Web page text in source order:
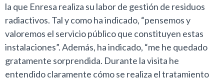
la que Enresa realiza su labor de gestión de residuos
radiactivos. Tal y como ha indicado, “pensemos y
valoremos el servicio público que constituyen estas
instalaciones”. Además, ha indicado, “me he quedado
gratamente sorprendida. Durante la visita he
entendido claramente cómo se realiza el tratamiento